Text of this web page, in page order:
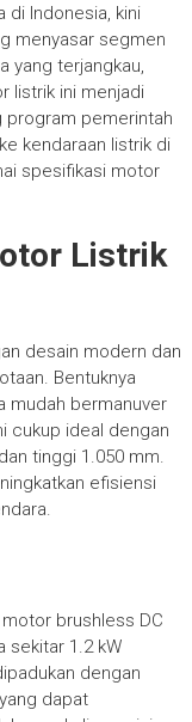
di Indonesia, kini
menyasar segmen
yang terjangkau,
listrik ini menjadi
program pemerintah
kendaraan listrik di
spesifikasi motor
Listrik
desain modern dan
Bentuknya
mudah bermanuver
cukup ideal dengan
tinggi 1.050 mm.
efisiensi
brushless DC
sekitar 1.2 kW
dengan
dapat